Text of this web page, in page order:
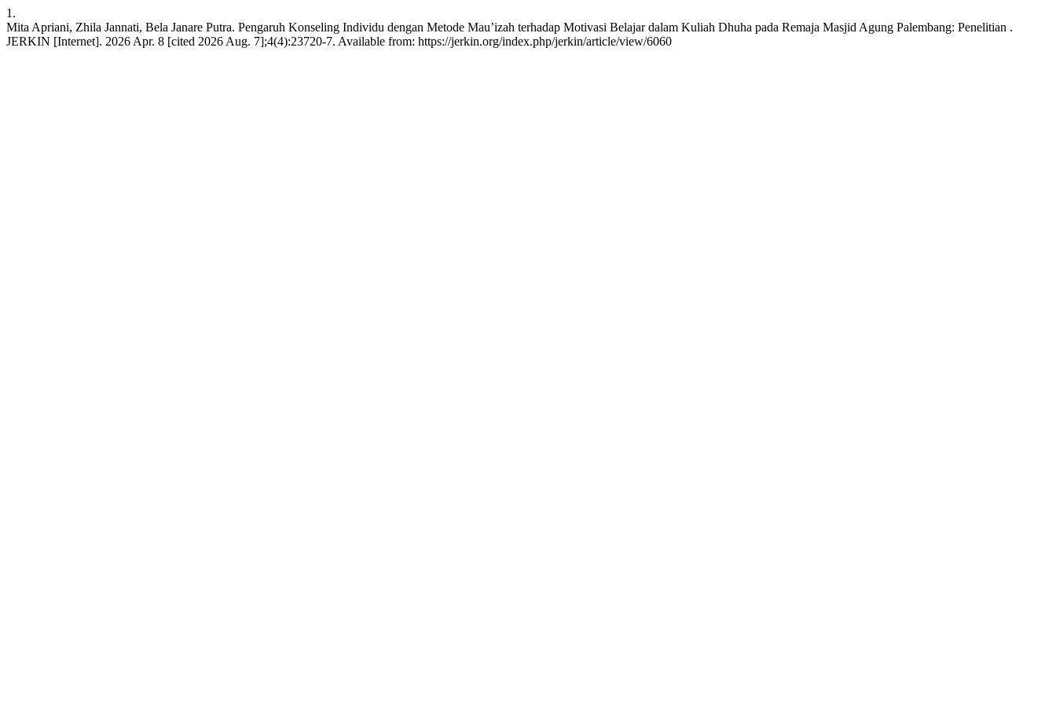
1.
Mita Apriani, Zhila Jannati, Bela Janare Putra. Pengaruh Konseling Individu dengan Metode Mau’izah terhadap Motivasi Belajar dalam Kuliah Dhuha pada Remaja Masjid Agung Palembang: Penelitian .
JERKIN [Internet]. 2026 Apr. 8 [cited 2026 Aug. 7];4(4):23720-7. Available from: https://jerkin.org/index.php/jerkin/article/view/6060